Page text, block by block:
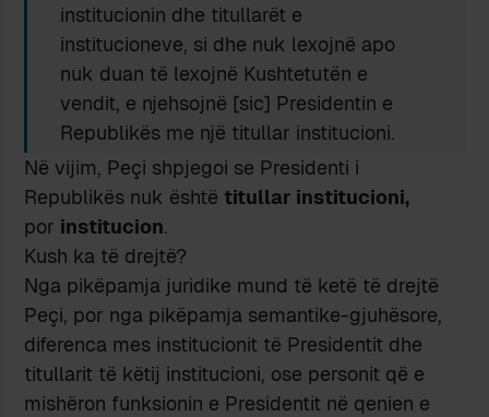
institucionin dhe titullarët e
institucioneve, si dhe nuk lexojnë apo
nuk duan të lexojnë Kushtetutën e
vendit, e njehsojnë [sic] Presidentin e
Republikës me një titullar institucioni.
Në vijim, Peçi shpjegoi se Presidenti i
Republikës nuk është titullar institucioni,
por institucion.
Kush ka të drejtë?
Nga pikëpamja juridike mund të ketë të drejtë
Peçi, por nga pikëpamja semantike-gjuhësore,
diferenca mes institucionit të Presidentit dhe
titullarit të këtij institucioni, ose personit që e
mishëron funksionin e Presidentit në qenien e